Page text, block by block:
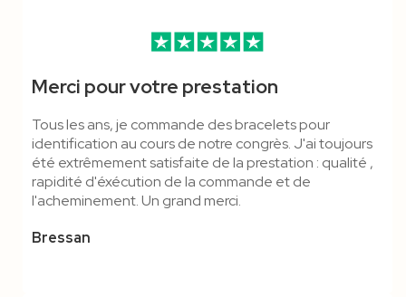
Merci pour votre prestation
Tous les ans, je commande des bracelets pour
identification au cours de notre congrès. J'ai toujours
été extrêmement satisfaite de la prestation : qualité ,
rapidité d'éxécution de la commande et de
l'acheminement. Un grand merci.
Bressan